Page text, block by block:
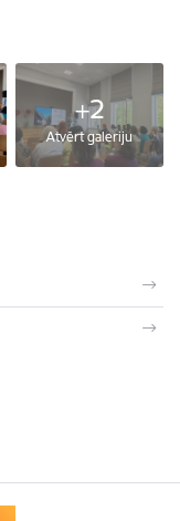
+2
Atvērt galeriju